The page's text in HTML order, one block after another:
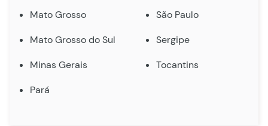
Mato Grosso
Mato Grosso do Sul
Minas Gerais
Pará
São Paulo
Sergipe
Tocantins